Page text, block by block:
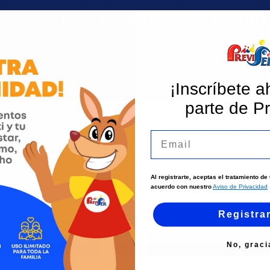
de noche, es momento de actuar. un diagnóstico a
Instagram
¡Inscríbete
parte de
Al registrarte, aceptas el tratamiento
acuerdo con nuestroAviso de Privacidad
No,